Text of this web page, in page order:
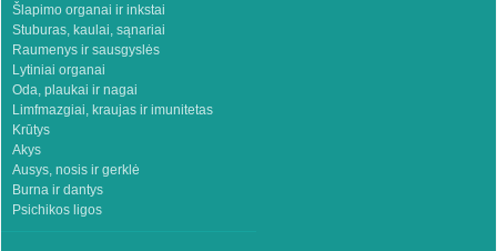
Šlapimo organai ir inkstai
Stuburas, kaulai, sąnariai
Raumenys ir sausgyslės
Lytiniai organai
Oda, plaukai ir nagai
Limfmazgiai, kraujas ir imunitetas
Krūtys
Akys
Ausys, nosis ir gerklė
Burna ir dantys
Psichikos ligos